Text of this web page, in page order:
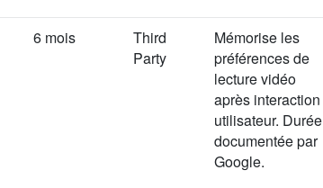
6 mois
Third
Party
Mémorise les
préférences de
lecture vidéo
après interaction
utilisateur. Durée
documentée par
Google.